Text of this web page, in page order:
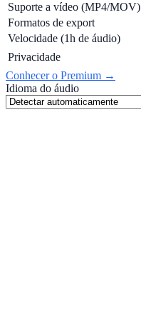
Suporte a vídeo (MP4/MOV)
Formatos de export
Velocidade (1h de áudio)
Privacidade
Conhecer o Premium →
Idioma do áudio